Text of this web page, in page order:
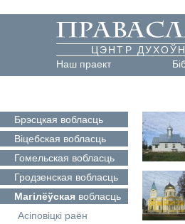
ЦЭНТР
Наш праект
Брэсцкая вобласць
Віцебская вобласць
Гомельская вобласць
Гродзенская вобласць
Магілёўская вобласць
Асіповіцкі раён